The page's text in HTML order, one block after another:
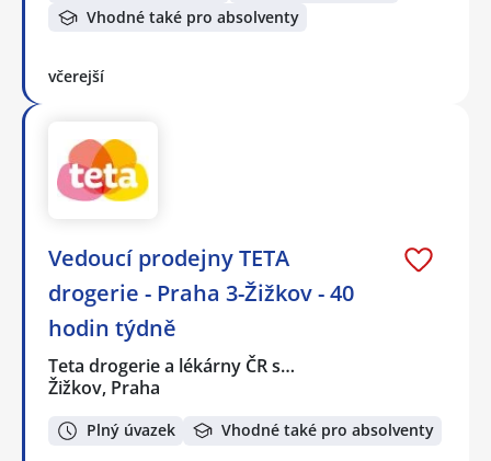
Vhodné také pro absolventy
včerejší
Vedoucí prodejny TETA
drogerie - Praha 3-Žižkov - 40
hodin týdně
Teta drogerie a lékárny ČR s…
Žižkov, Praha
Plný úvazek Vhodné také pro absolventy